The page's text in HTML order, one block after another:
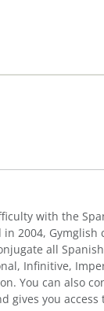
with the
in 2004,
all
Infinitive,
You can also
gives you access